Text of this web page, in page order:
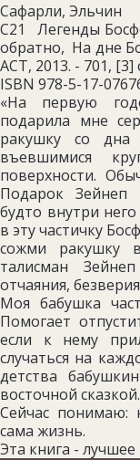
Сафарли, Эльчин
C21 Легенды
обратно, На дне
АСТ, 2013. - 701, [3]
ISBN 978-5-17-
«На первую
подарила мне
ракушку со дна
въевшимися
поверхности.
Подарок Зейнеп
будто внутри
в эту частичку
сожми ракушку
талисман
отчаяния,
Моя бабушка
Помогает
если к нему
случаться на
детства
восточной сказкой.
Сейчас понимаю:
сама жизнь.
Эта книга - лучшее